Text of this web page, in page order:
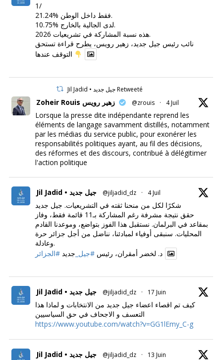
1/
21.24% فقط داخل الوطن.
10.75% لدى الجالية بالخارج.
هذه نسبة المشاركة في تشريعيات 2026.
نائب رئيس جيل جديد، زهير رويس، يطرح قراءة تستحق
Jil Jadid • جيل جديد Retweeté
Zoheir Rouis زهير رويس @zrouis · 4 Juil
Lorsque la presse dite indépendante reprend les
éléments de langage savamment distillés, notamment
par les médias du service public, pour exonérer les
responsabilités politiques ayant, au fil des décisions,
des réformes et des discours, contribué à délégitimer
l'action politique
Jil Jadid • جيل جديد @jiljadid_dz · 4 Juil
شكرًا لكل من منحنا ثقته في التشريعيات. جيل جديد
حقق نتيجة مشرفة رغم المشاركة بـ11 قائمة فقط، وفاز
بمقاعد في البرلمان. نستقبل هذا الفوز بتواضع، وموعدنا القادم
المحليات. سنبقى أوفياء لمبادئنا، نناضل من أجل جزائر حرة
وعادلة.
د. لخضر أمقران، رئيس#جيل_ جديد#الجزائر
Jil Jadid • جيل جديد @jiljadid_dz · 17 Juin
كيف تم اقصاء اعضاء جيل جديد من الانتخابات و لماذا هذا
التعسف و الاجحاف في حق السياسيين
https://www.youtube.com/watch?v=GG1lEmy_C-g
Jil Jadid • جيل جديد @jiljadid_dz · 13 Juin